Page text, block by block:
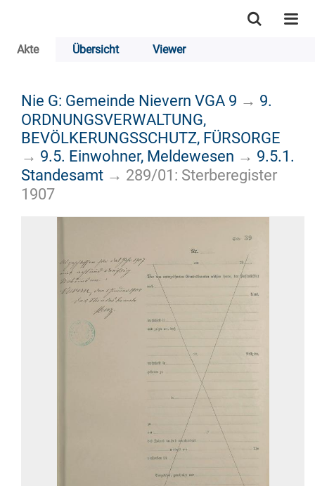
Akte Übersicht Viewer
Nie G: Gemeinde Nievern VGA 9 → 9.
ORDNUNGSVERWALTUNG,
BEVÖLKERUNGSSCHUTZ, FÜRSORGE
→ 9.5. Einwohner, Meldewesen → 9.5.1.
Standesamt → 289/01: Sterberegister
1907